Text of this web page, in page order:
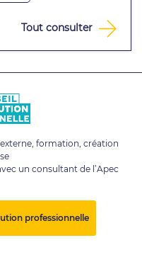
Tout consulter
formation, création
un consultant de l’Apec
professionnelle